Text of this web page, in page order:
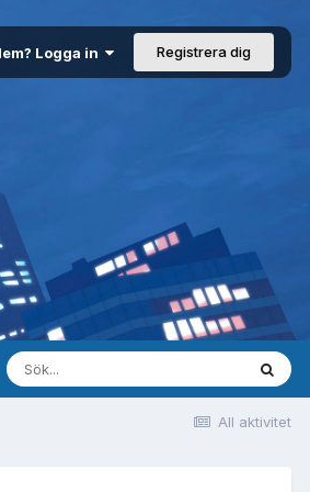
Logga in Registrera dig
All aktivitet